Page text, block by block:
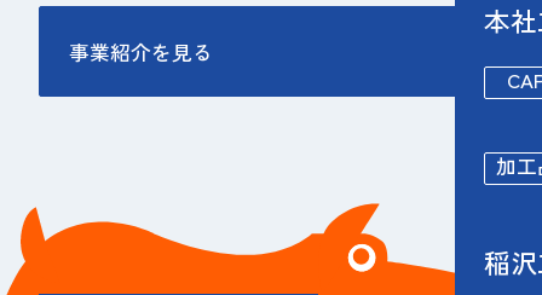
本
加
稲
事業紹介を見る